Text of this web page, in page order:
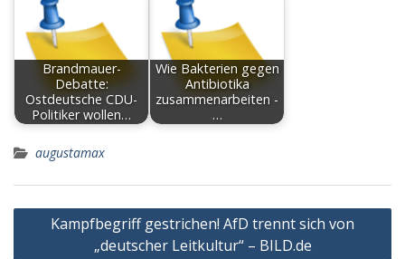
Brandmauer-
Debatte:
Ostdeutsche CDU-
Politiker wollen…
Wie Bakterien gegen
Antibiotika
zusammenarbeiten -
…
augustamax
Post
navigation
Kampfbegriff gestrichen! AfD trennt sich von
„deutscher Leitkultur“ – BILD.de